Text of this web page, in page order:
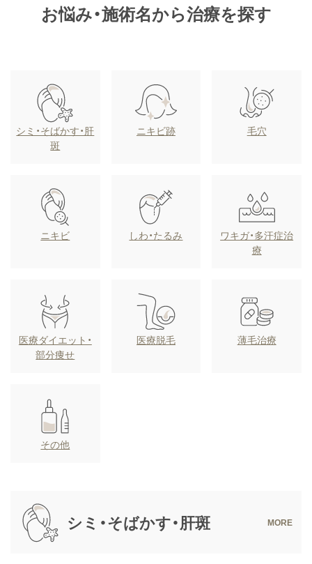
お悩み・施術名から治療を探す
シミ・そばかす・肝
斑
ニキビ跡 毛穴
ニキビ しわ・たるみ
ワキガ・多汗症治
療
医療ダイエット・
部分痩せ
医療脱毛 薄毛治療
その他
シミ・そばかす・肝斑